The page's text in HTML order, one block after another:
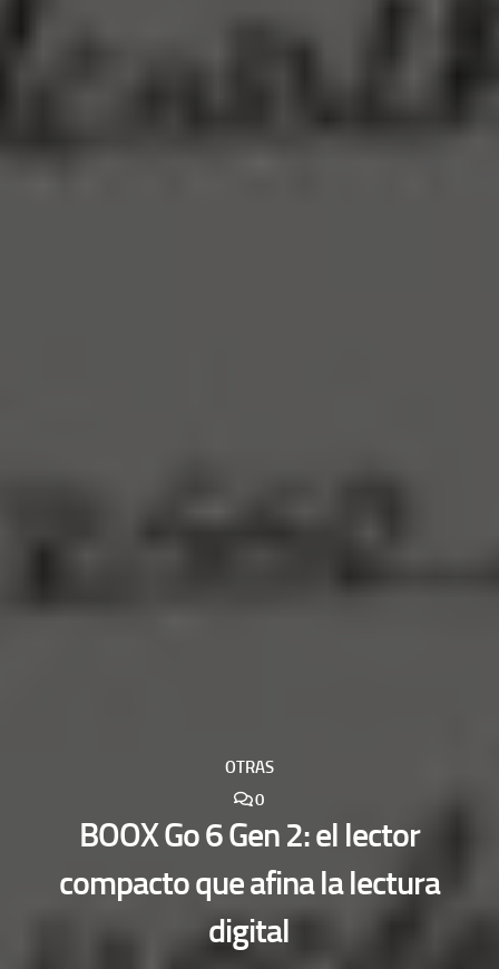
OTRAS
0
BOOX Go 6 Gen 2: el lector
compacto que afina la lectura
digital